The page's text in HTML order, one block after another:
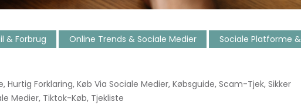
& Forbrug Online Trends & Sociale Medier
Sociale Platforme &
, Hurtig Forklaring, Køb Via Sociale Medier, Købsguide, Scam-Tjek, Sikker
Medier, Tiktok-Køb, Tjekliste